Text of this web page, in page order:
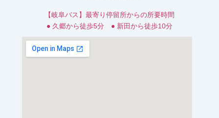
【岐阜バス】最寄り停留所からの所要時間
● 久郷から徒歩5分 ● 新田から徒歩10分